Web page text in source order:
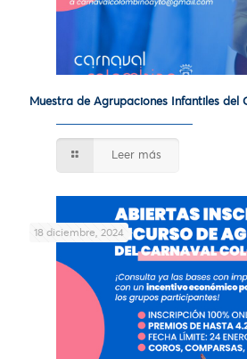
Muestra de Agrupaciones Infantiles del
Leer más
18 diciembre, 2024